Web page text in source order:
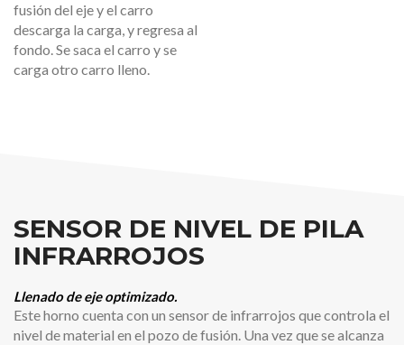
fusión del eje y el carro
descarga la carga, y regresa al
fondo. Se saca el carro y se
carga otro carro lleno.
SENSOR DE NIVEL DE PILA
INFRARROJOS
Llenado de eje optimizado.
Este horno cuenta con un sensor de infrarrojos que controla el
nivel de material en el pozo de fusión. Una vez que se alcanza